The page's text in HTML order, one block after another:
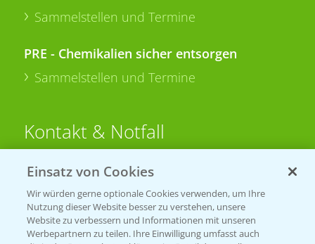
Sammelstellen und Termine
PRE - Chemikalien sicher entsorgen
Sammelstellen und Termine
Kontakt & Notfall
Beratung auf WhatsApp
T.+49 (0)174 346 564 1
KONTAKT
Einsatz von Cookies
Wir würden gerne optionale Cookies verwenden, um Ihre
Nutzung dieser Website besser zu verstehen, unsere
Website zu verbessern und Informationen mit unseren
Werbepartnern zu teilen. Ihre Einwilligung umfasst auch